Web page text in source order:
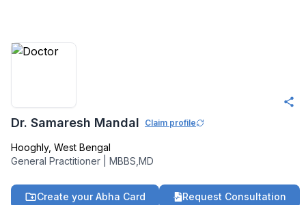
Dr. Samaresh Mandal Claim profile
Hooghly, West Bengal
General Practitioner
MBBS,MD
Create your Abha Card Request Consultation